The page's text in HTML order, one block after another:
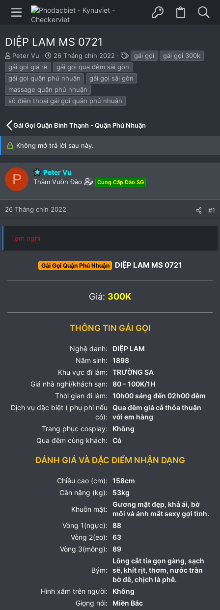
DIỆP LAM MS 0721
B
ắ
t
đ
ầ
u
Peter Vu
N
g
à
y
b
ắ
t
ầ
26 Tháng chín 2022
h
ẻ
gái gọi
gái gọi 300k
gái gọi giá rẻ
gái gọi qua đêm sài gòn
gái gọi quận phú nhuận
gái gọi sài gòn
massage quận phú nhuận
số điện thoại gái gọi quận phú nhuận
Gái Gọi Quận Bình Thạnh - Quận Phú Nhuận
Không mở trả lời sau này.
P Peter Vu
Thăm Vườn Đào Cung Cấp Đào SG
26 Tháng chín 2022 #1
Tạm nghỉ
Gái Gọi Quận Phú Nhuận DIỆP LAM MS 0721
Giá: 300K
THÔNG TIN GÁI GỌI
Nghệ danh:
DIỆP LAM
Năm sinh:
1898
Khu vực đi làm:
TRƯỜNG SA
Giá nhà nghỉ/khách sạn:
80 - 100K/1H
Thời gian đi làm:
10h00 sáng đến 02h00 đêm
Dịch vụ đặc biệt ( phụ phí nếu
có):
Qua đêm giá cả thỏa thuận
với em hàng
Trang phục cosplay:
Không
Qua đêm cùng khách:
Có
ĐÁNH GIÁ VÀ ĐẶC ĐIỂM NHẬN DẠNG
Chiều cao (cm):
158cm
Cân nặng (kg):
53kg
Khuôn mặt:
Gương mặt đẹp, khả ái, bờ
môi và ánh mắt sexy gợi tình.
Vòng 1(ngực):
88
Vòng 2(eo):
63
Vòng 3(mông):
89
Bým:
Lông cắt tỉa gọn gàng, sạch
sẽ, khít rịt, thơm, nước tràn
bờ đê, chịch là phê.
Hình xăm trên người:
Không
Giọng nói:
Miền Bắc